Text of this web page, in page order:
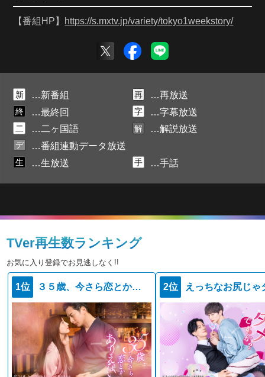
【番組HP】 https://s.mxtv.jp/variety/tokyo1weekstory/
新 …新番組 再 …再放送
終 …最終回 字 …字幕放送
二 …二ヶ国語 解 …解説放送
デ …番組連動データ放送
生 …生放送 手 …手話
TVer再生数ランキング
お気に入り登録でお見逃しなく!!
1位 ３５歳、今さら恋とかありえない 2位